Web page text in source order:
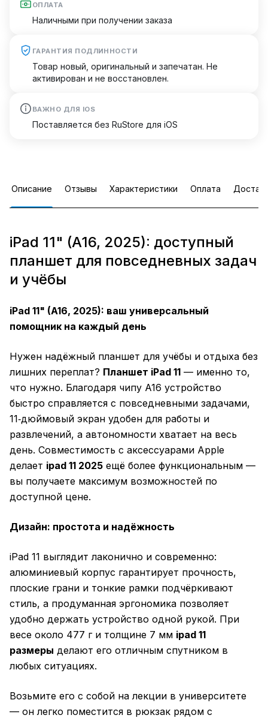
ОПЛАТА
Наличными при получении заказа
ГАРАНТИЯ ПОДЛИННОСТИ
Товар новый, оригинальный и запечатан. Не
активирован и не восстановлен.
ВАЖНО ДЛЯ IOS
Поставляется без RuStore для iOS
Описание Отзывы Характеристики Оплата
iPad 11" (A16, 2025): доступный
планшет для повседневных задач
и учёбы
iPad 11" (A16, 2025): ваш универсальный
помощник на каждый день
Нужен надёжный планшет для учёбы и отдыха без
лишних переплат? Планшет iPad 11 — именно то,
что нужно. Благодаря чипу A16 устройство
быстро справляется с повседневными задачами,
11‑дюймовый экран удобен для работы и
развлечений, а автономности хватает на весь
день. Совместимость с аксессуарами Apple
делает ipad 11 2025 ещё более функциональным —
вы получаете максимум возможностей по
доступной цене.
Дизайн: простота и надёжность
iPad 11 выглядит лаконично и современно:
алюминиевый корпус гарантирует прочность,
плоские грани и тонкие рамки подчёркивают
стиль, а продуманная эргономика позволяет
удобно держать устройство одной рукой. При
весе около 477 г и толщине 7 мм ipad 11
размеры делают его отличным спутником в
любых ситуациях.
Возьмите его с собой на лекции в университете
— он легко поместится в рюкзак рядом с